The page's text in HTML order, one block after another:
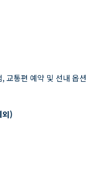
교통편 예약 및 선내 옵션
외)